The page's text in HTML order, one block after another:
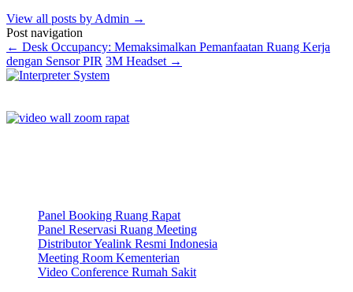
View all posts by Admin →
Post navigation
← Desk Occupancy: Memaksimalkan Pemanfaatan Ruang Kerja
dengan Sensor PIR 3M Headset →
Panel Booking Ruang Rapat
Panel Reservasi Ruang Meeting
Distributor Yealink Resmi Indonesia
Meeting Room Kementerian
Video Conference Rumah Sakit